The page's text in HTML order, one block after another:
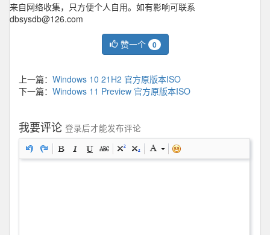
来自网络收集，只方便个人自用。如有影响可联系
dbsysdb@126.com
赞一个 0
上一篇： Windows 10 21H2 官方原版本ISO
下一篇： Windows 11 Preview 官方原版本ISO
我要评论 登录后才能发布评论